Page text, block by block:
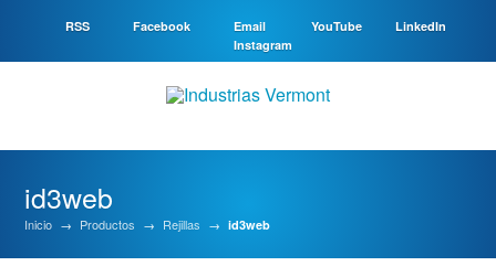
RSS Facebook Email YouTube
LinkedIn
Instagram
id3web
Inicio → Productos → Rejillas → id3web